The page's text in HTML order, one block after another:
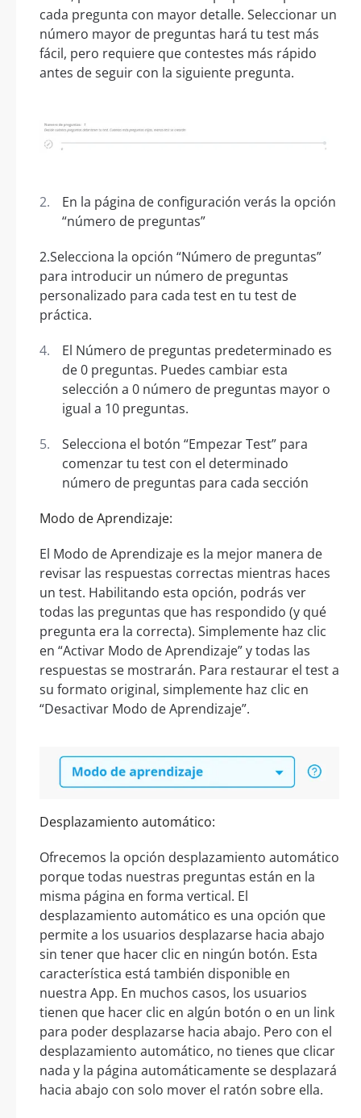
cada pregunta con mayor detalle. Seleccionar un
número mayor de preguntas hará tu test más
fácil, pero requiere que contestes más rápido
antes de seguir con la siguiente pregunta.
En la página de configuración verás la opción
“número de preguntas”
2.Selecciona la opción “Número de preguntas”
para introducir un número de preguntas
personalizado para cada test en tu test de
práctica.
El Número de preguntas predeterminado es
de 0 preguntas. Puedes cambiar esta
selección a 0 número de preguntas mayor o
igual a 10 preguntas.
Selecciona el botón “Empezar Test” para
comenzar tu test con el determinado
número de preguntas para cada sección
Modo de Aprendizaje:
El Modo de Aprendizaje es la mejor manera de
revisar las respuestas correctas mientras haces
un test. Habilitando esta opción, podrás ver
todas las preguntas que has respondido (y qué
pregunta era la correcta). Simplemente haz clic
en “Activar Modo de Aprendizaje” y todas las
respuestas se mostrarán. Para restaurar el test a
su formato original, simplemente haz clic en
“Desactivar Modo de Aprendizaje”.
Desplazamiento automático:
Ofrecemos la opción desplazamiento automático
porque todas nuestras preguntas están en la
misma página en forma vertical. El
desplazamiento automático es una opción que
permite a los usuarios desplazarse hacia abajo
sin tener que hacer clic en ningún botón. Esta
característica está también disponible en
nuestra App. En muchos casos, los usuarios
tienen que hacer clic en algún botón o en un link
para poder desplazarse hacia abajo. Pero con el
desplazamiento automático, no tienes que clicar
nada y la página automáticamente se desplazará
hacia abajo con solo mover el ratón sobre ella.